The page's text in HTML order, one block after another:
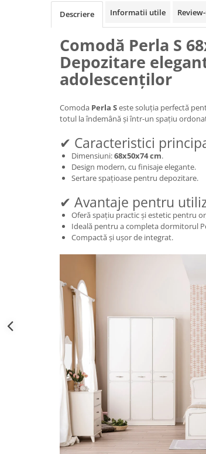
Descriere Informatii utile
Comodă Perla S
Depozitare
adolescenților
Comoda Perla Seste soluția perfectă
totul la îndemână și într-un spațiu
✔ Caracteristici
Dimensiuni:68x50x74 cm.
Design modern, cu finisaje elegante.
Sertare spațioase pentru depozitare.
✔ Avantaje pentru
Oferă spațiu practic și estetic pentru
Ideală pentru a completa dormitorul
Compactă și ușor de integrat.